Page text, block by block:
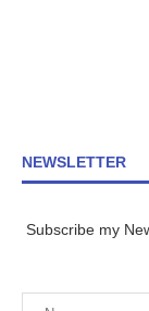
NEWSLETTER
Subscribe my